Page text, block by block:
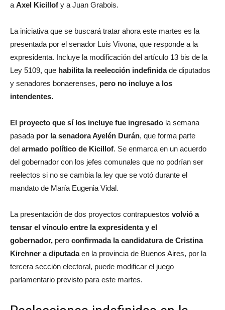
a Axel Kicillof y a Juan Grabois.
La iniciativa que se buscará tratar ahora este martes es la
presentada por el senador Luis Vivona, que responde a la
expresidenta. Incluye la modificación del artículo 13 bis de la
Ley 5109, que habilita la reelección indefinidade diputados
y senadores bonaerenses, pero no incluye a los
intendentes.
El proyecto que sí los incluye fue ingresado la semana
pasada por la senadora Ayelén Durán, que forma parte
del armado político de Kicillof. Se enmarca en un acuerdo
del gobernador con los jefes comunales que no podrían ser
reelectos si no se cambia la ley que se votó durante el
mandato de María Eugenia Vidal.
La presentación de dos proyectos contrapuestos volvió a
tensar el vínculo entre la expresidenta y el
gobernador, pero confirmada la candidatura de Cristina
Kirchner a diputadaen la provincia de Buenos Aires, por la
tercera sección electoral, puede modificar el juego
parlamentario previsto para este martes.